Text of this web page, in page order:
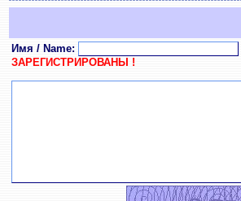
Имя / Name:
ЗАРЕГИСТРИРОВАНЫ !